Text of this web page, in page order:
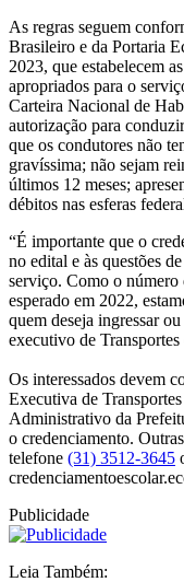
As regras seguem
Brasileiro e da Portaria
2023, que estabelecem
apropriados para o
Carteira Nacional de
autorização para
que os condutores não
gravíssima; não sejam
últimos 12 meses;
débitos nas esferas
“É importante que o
no edital e às questões
serviço. Como o número
esperado em 2022,
quem deseja ingressar
executivo de
Os interessados devem
Executiva de
Administrativo da
o credenciamento.
telefone (31) 3512-3645
Publicidade
Leia Também: